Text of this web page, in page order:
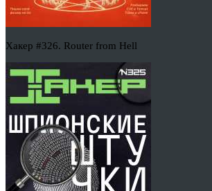
Хакер #326. Router from Hell